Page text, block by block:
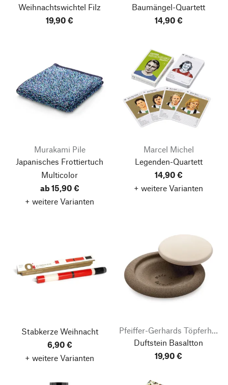
Weihnachtswichtel Filz
19,90 €
Baumängel-Quartett
14,90 €
Murakami Pile
Japanisches Frottiertuch
Multicolor
ab 15,90 €
+ weitere Varianten
Marcel Michel
Legenden-Quartett
14,90 €
+ weitere Varianten
Stabkerze Weihnacht
6,90 €
+ weitere Varianten
Pfeiffer-Gerhards Töpferhof
Duftstein Basaltton
19,90 €